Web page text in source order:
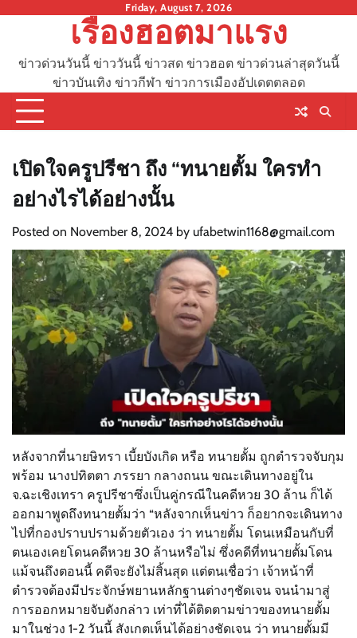
Friday, August 7, 2026
เรื่องฮอตมาแรง
ข่าวด่วนวันนี้ ข่าววันนี้ ข่าวสด ข่าวฮอต ข่าวด่วนล่าสุดวันนี้
ข่าวบันเทิง ข่าวกีฬา ข่าวการเมืองอัปเดตตลอด
เปิดใจครูปรีชา ถึง “ทนายตั้ม ใครทำ
อย่างไรได้อย่างนั้น
Posted on November 8, 2024 by ufabetwin1168@gmail.com
หลังจากที่นายษิทรา เบี้ยบังเกิด หรือ ทนายตั้ม ถูกตำรวจจับกุม
พร้อม นางปทิตตา ภรรยา กลางถนน ขณะเดินทางอยู่ใน
จ.ฉะเชิงเทรา ครูปรีชาซึ่งเป็นคู่กรณีในคดีหวย 30 ล้าน ก็ได้
ออกมาพูดถึงทนายตั้มว่า “หลังจากเห็นข่าว ก็อยากจะเดินทาง
ไปที่กองปราบปรามด้วยตัวเอง ว่า ทนายตั้ม โดนเหมือนกับที่
ตนเองเคยโดนคดีหวย 30 ล้านหรือไม่ ซึ่งคดีที่ทนายตั้มโดน
แม้จนถึงตอนนี้ คดีจะยังไม่สิ้นสุด แต่ตนเชื่อว่า เจ้าหน้าที่
ตำรวจต้องมีประจักษ์พยานหลักฐานต่างๆชัดเจน จนนำมาสู่
การออกหมายจับดังกล่าว เท่าที่ได้ติดตามข่าวของทนายตั้ม
มาในช่วง 1-2 วันนี้ สังเกตเห็นได้อย่างชัดเจน ว่า ทนายตั้มมี